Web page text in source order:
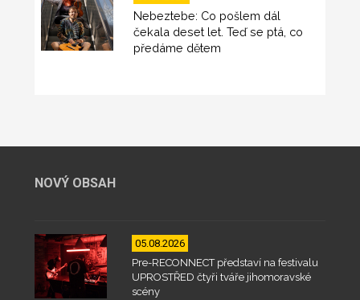
Nebeztebe: Co pošlem dál
čekala deset let. Teď se ptá, co
předáme dětem
NOVÝ OBSAH
05.08.2026
Pre-RECONNECT představí na festivalu
UPROSTŘED čtyři tváře jihomoravské
scény